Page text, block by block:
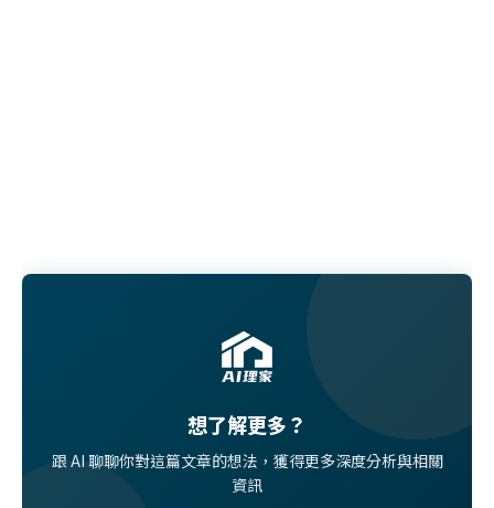
想了解更多？
跟 AI 聊聊你對這篇文章的想法，獲得更多深度分析與相關
資訊